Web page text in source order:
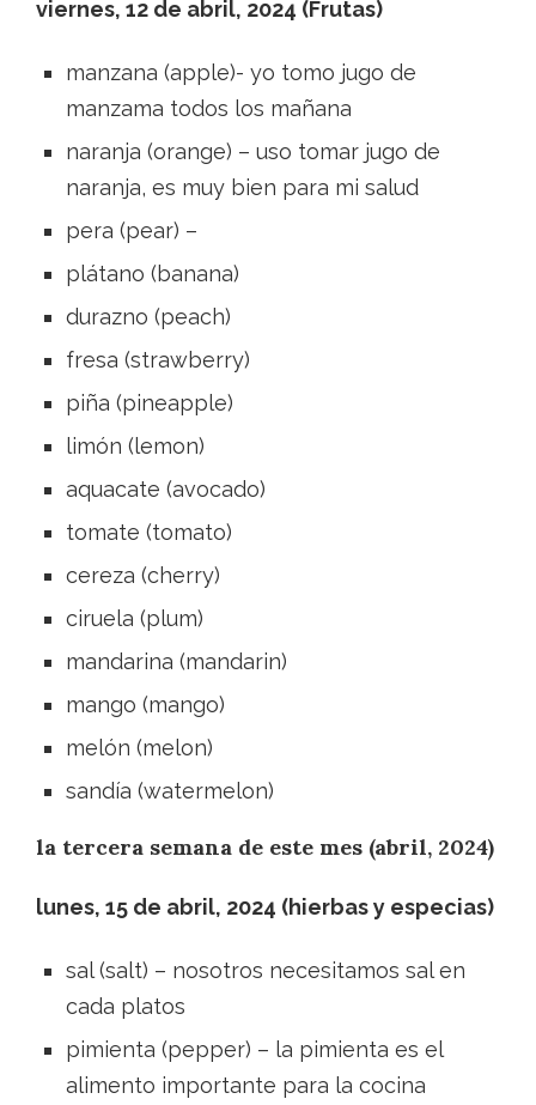
viernes, 12 de abril, 2024 (Frutas)
manzana (apple)- yo tomo jugo de
manzama todos los mañana
naranja (orange) – uso tomar jugo de
naranja, es muy bien para mi salud
pera (pear) –
plátano (banana)
durazno (peach)
fresa (strawberry)
piña (pineapple)
limón (lemon)
aquacate (avocado)
tomate (tomato)
cereza (cherry)
ciruela (plum)
mandarina (mandarin)
mango (mango)
melón (melon)
sandía (watermelon)
la tercera semana de este mes (abril, 2024)
lunes, 15 de abril, 2024 (hierbas y especias)
sal (salt) – nosotros necesitamos sal en
cada platos
pimienta (pepper) – la pimienta es el
alimento importante para la cocina